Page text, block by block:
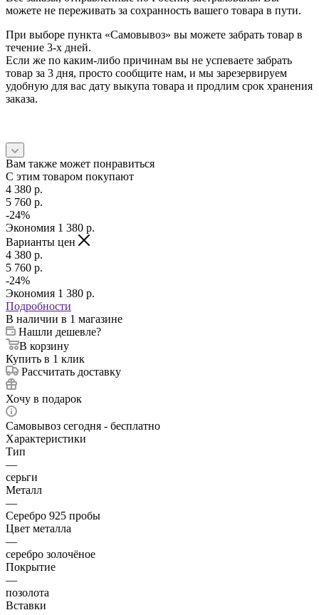
можете не переживать за сохранность вашего товара в пути.
При выборе пункта «Самовывоз» вы можете забрать товар в
течение 3-х дней.
Если же по каким-либо причинам вы не успеваете забрать
товар за 3 дня, просто сообщите нам, и мы зарезервируем
удобную для вас дату выкупа товара и продлим срок хранения
заказа.
Вам также может понравиться
С этим товаром покупают
4 380 p.
5 760 p.
-24%
Экономия 1 380 p.
Варианты цен
4 380 p.
5 760 p.
-24%
Экономия 1 380 p.
Подробности
В наличии в 1 магазине
Нашли дешевле?
В корзину
Купить в 1 клик
Рассчитать доставку
Хочу в подарок
Самовывоз сегодня - бесплатно
Характеристики
Тип
—
серьги
Металл
—
Серебро 925 пробы
Цвет металла
—
серебро золочёное
Покрытие
—
позолота
Вставки